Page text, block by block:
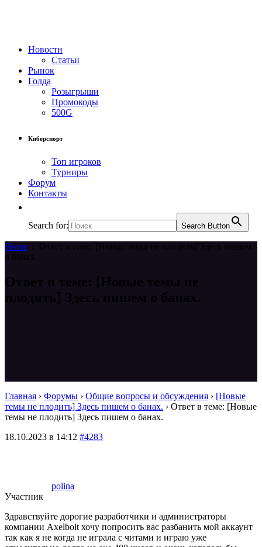
Новости
Статьи
Рынок
Голда
Розыгрыши
Промокоды
500G
Киберспорт
Топ игроков
Турниры
Форум
Контакты
Search for: Search Button
Home
Ответ в теме: [Новые темы не плодить] Здесь пишем
о банах.
Ответ в теме: [Новые темы не
плодить] Здесь пишем о банах.
Главная › Форумы › Общие вопросы и обсуждения › [Новые
темы не плодить] Здесь пишем о банах. › Ответ в теме: [Новые
темы не плодить] Здесь пишем о банах.
18.10.2023 в 14:12 #4283
polina
Участник
Здравствуйте дорогие разработчики и администраторы
компании Axelbolt хочу попросить вас разбанить мой аккаунт
так как я не когда не играла с читами и играю уже